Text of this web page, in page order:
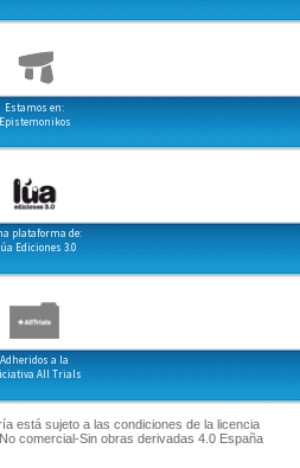
Estamos en:
Epistemonikos
plataforma de:
Ediciones 3.0
Adheridos a la
All Trials
está sujeto a las condiciones de la licencia
comercial-Sin obras derivadas 4.0 España